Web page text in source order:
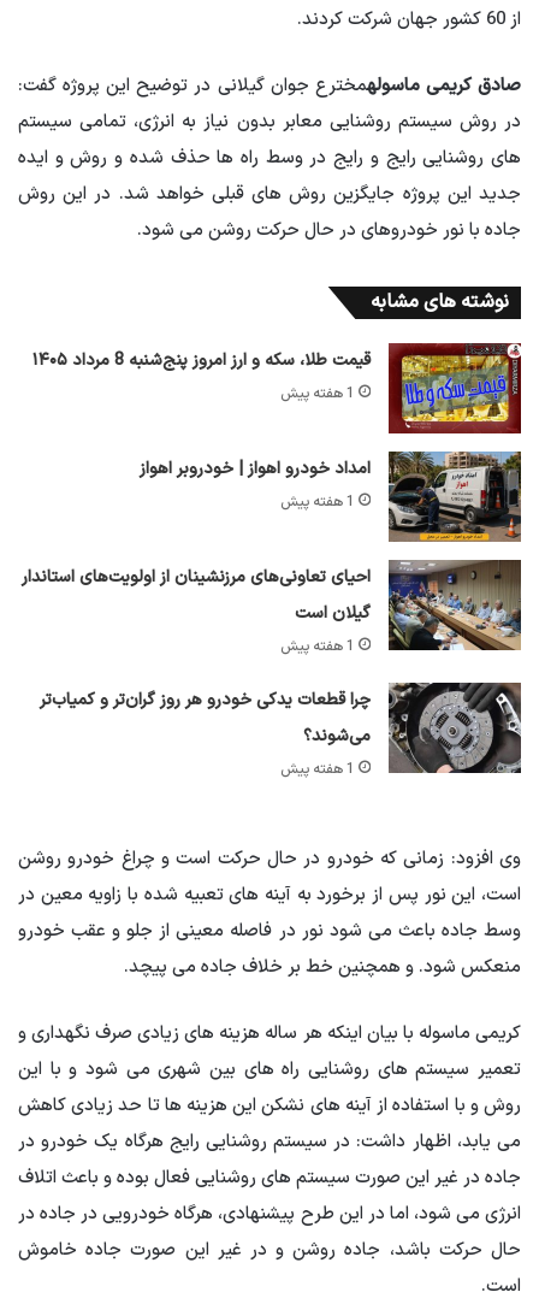
از 60 کشور جهان شرکت کردند.
صادق کریمی ماسولهمخترع جوان گیلانی در توضیح این پروژه گفت:
در روش سیستم روشنایی معابر بدون نیاز به انرژی، تمامی سیستم
های روشنایی رایج و رایج در وسط راه ها حذف شده و روش و ایده
جدید این پروژه جایگزین روش های قبلی خواهد شد. در این روش
جاده با نور خودروهای در حال حرکت روشن می شود.
نوشته های مشابه
قیمت طلا، سکه و ارز امروز پنج‌شنبه 8 مرداد ۱۴۰۵
1 هفته پیش
امداد خودرو اهواز | خودروبر اهواز
1 هفته پیش
احیای تعاونی‌های مرزنشینان از اولویت‌های استاندار
گیلان است
1 هفته پیش
چرا قطعات یدکی خودرو هر روز گران‌تر و کمیاب‌تر
می‌شوند؟
1 هفته پیش
وی افزود: زمانی که خودرو در حال حرکت است و چراغ خودرو روشن
است، این نور پس از برخورد به آینه های تعبیه شده با زاویه معین در
وسط جاده باعث می شود نور در فاصله معینی از جلو و عقب خودرو
منعکس شود. و همچنین خط بر خلاف جاده می پیچد.
کریمی ماسوله با بیان اینکه هر ساله هزینه های زیادی صرف نگهداری و
تعمیر سیستم های روشنایی راه های بین شهری می شود و با این
روش و با استفاده از آینه های نشکن این هزینه ها تا حد زیادی کاهش
می یابد، اظهار داشت: در سیستم روشنایی رایج هرگاه یک خودرو در
جاده در غیر این صورت سیستم های روشنایی فعال بوده و باعث اتلاف
انرژی می شود، اما در این طرح پیشنهادی، هرگاه خودرویی در جاده در
حال حرکت باشد، جاده روشن و در غیر این صورت جاده خاموش
است.